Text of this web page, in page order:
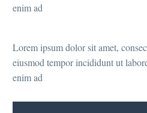
enim ad
Lorem ipsum dolor sit amet,
eiusmod tempor incididunt ut
enim ad